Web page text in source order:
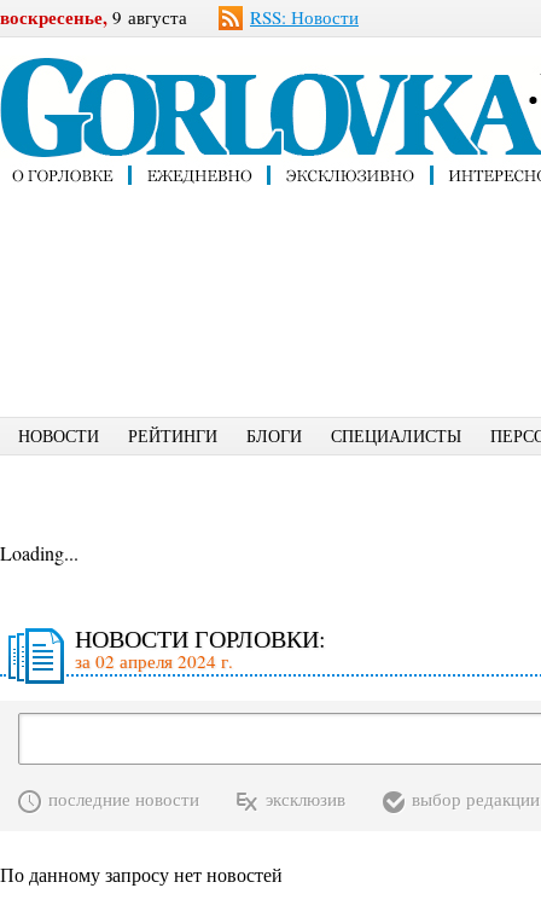
воскресенье, 9 августа RSS: Новости
НОВОСТИ РЕЙТИНГИ БЛОГИ СПЕЦИАЛИСТЫ
Loading...
НОВОСТИ ГОРЛОВКИ:
за 02 апреля 2024 г.
последние новости эксклюзив выбор редакции
По данному запросу нет новостей